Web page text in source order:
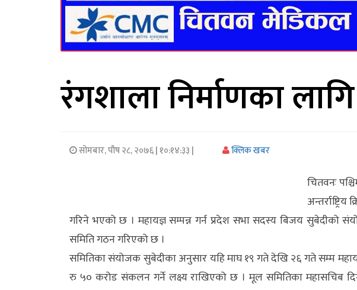
रंगशाला निर्माणका
सोमबार, पौष २८, २०७६| १०:१४:३३ | क्लिक खबर
चितवनः
गरिने भएको छ । महायज्ञ सम्पन्न गर्न प्रदेश सभा सदस्य बिजय
समिति गठन गरिएको छ ।
समितिका संयोजक सुबेदीका अनुसार यहि माघ १९ गते देखि २६ गते सम्म
रु ५० करोड संकलन गर्ने लक्ष्य राखिएको छ । मूल समितिका महासचिब